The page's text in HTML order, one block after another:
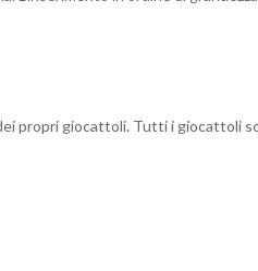
propri giocattoli. Tutti i giocattoli